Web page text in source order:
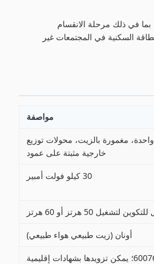
بما في ذلك مرحلة الانقسام
الطاقة السكنية في المجتمعات غير
مواصفة
مغمورة بالزيت، محولات توزيع
خارجية مثبتة على عمود
30 كيلو فولت أمبير
لتشغيل 50 هرتز أو 60 هرتز
أونان (زيت طبيعي هواء طبيعي)
إيك 60076؛ يمكن تزويدها بشهادات إقليمية